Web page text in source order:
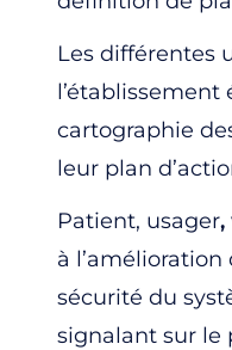
Les différentes
cartographie
leur plan
Patient, usager,
à
sécurité du
signalant sur le